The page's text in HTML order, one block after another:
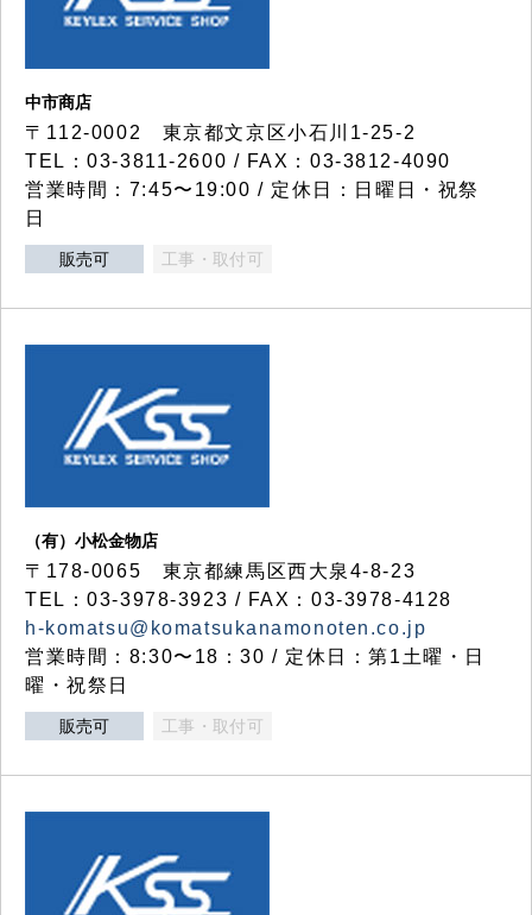
中市商店
〒112-0002 東京都文京区小石川1-25-2
TEL：03-3811-2600 / FAX：03-3812-4090
営業時間：7:45〜19:00 / 定休日：日曜日・祝祭
日
販売可 工事・取付可
（有）小松金物店
〒178-0065 東京都練馬区西大泉4-8-23
TEL：03-3978-3923 / FAX：03-3978-4128
h-komatsu@komatsukanamonoten.co.jp
営業時間：8:30〜18：30 / 定休日：第1土曜・日
曜・祝祭日
販売可 工事・取付可